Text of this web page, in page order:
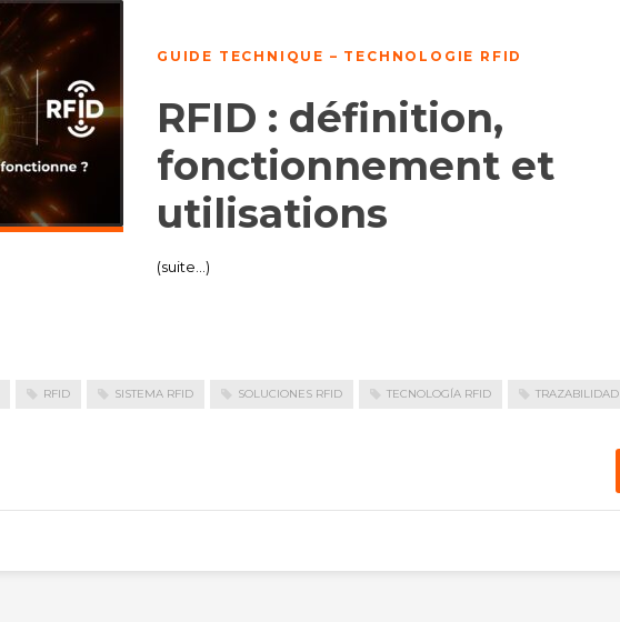
GUIDE TECHNIQUE – TECHNOLOGIE RFID
RFID : définition,
fonctionnement et
utilisations
(suite…)
RFID SISTEMA RFID SOLUCIONES RFID TECNOLOGÍA RFID TRAZABILIDAD